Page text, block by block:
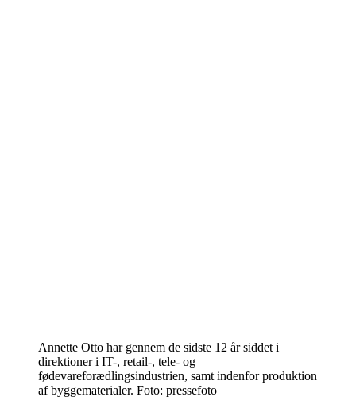
Annette Otto har gennem de sidste 12 år siddet i
direktioner i IT-, retail-, tele- og
fødevareforædlingsindustrien, samt indenfor produktion
af byggematerialer. Foto: pressefoto